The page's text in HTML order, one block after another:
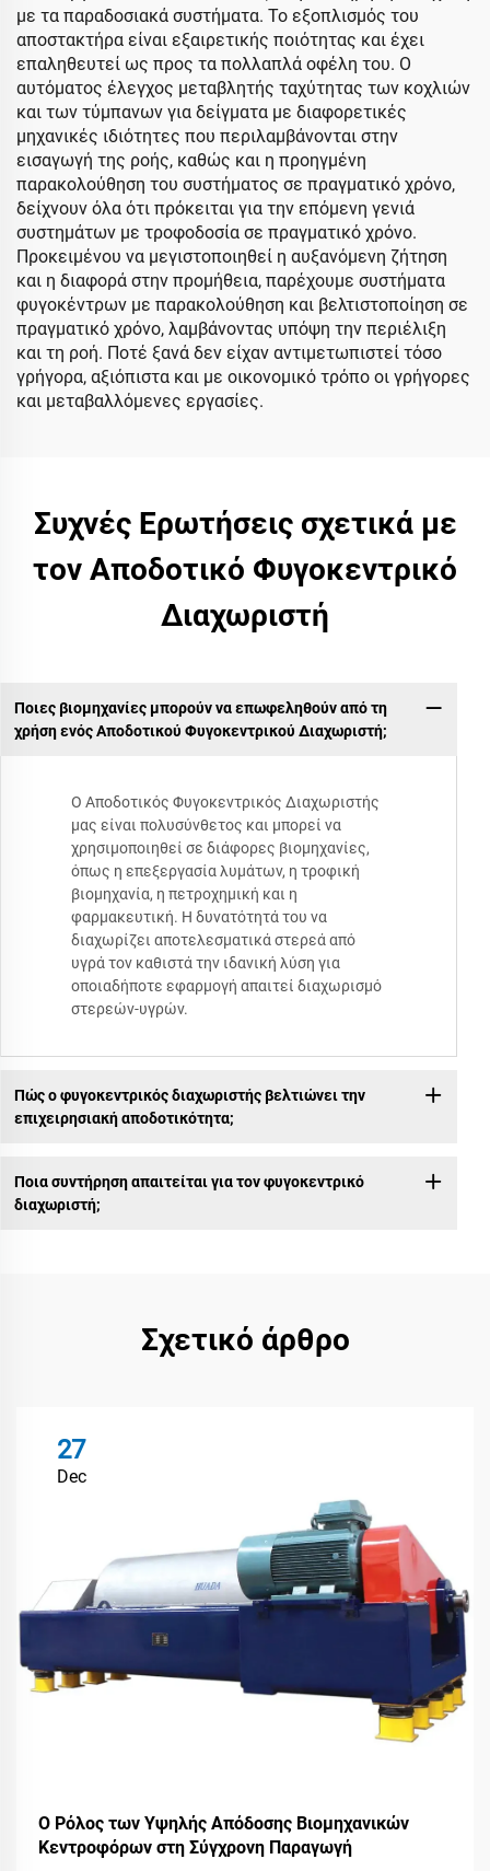
με τα παραδοσιακά συστήματα. Το εξοπλισμός του
αποστακτήρα είναι εξαιρετικής ποιότητας και έχει
επαληθευτεί ως προς τα πολλαπλά οφέλη του. Ο
αυτόματος έλεγχος μεταβλητής ταχύτητας των κοχλιών
και των τύμπανων για δείγματα με διαφορετικές
μηχανικές ιδιότητες που περιλαμβάνονται στην
εισαγωγή της ροής, καθώς και η προηγμένη
παρακολούθηση του συστήματος σε πραγματικό χρόνο,
δείχνουν όλα ότι πρόκειται για την επόμενη γενιά
συστημάτων με τροφοδοσία σε πραγματικό χρόνο.
Προκειμένου να μεγιστοποιηθεί η αυξανόμενη ζήτηση
και η διαφορά στην προμήθεια, παρέχουμε συστήματα
φυγοκέντρων με παρακολούθηση και βελτιστοποίηση σε
πραγματικό χρόνο, λαμβάνοντας υπόψη την περιέλιξη
και τη ροή. Ποτέ ξανά δεν είχαν αντιμετωπιστεί τόσο
γρήγορα, αξιόπιστα και με οικονομικό τρόπο οι γρήγορες
και μεταβαλλόμενες εργασίες.
Συχνές Ερωτήσεις σχετικά με
τον Αποδοτικό Φυγοκεντρικό
Διαχωριστή
Ποιες βιομηχανίες μπορούν να επωφεληθούν από τη
χρήση ενός Αποδοτικού Φυγοκεντρικού Διαχωριστή;
Ο Αποδοτικός Φυγοκεντρικός Διαχωριστής
μας είναι πολυσύνθετος και μπορεί να
χρησιμοποιηθεί σε διάφορες βιομηχανίες,
όπως η επεξεργασία λυμάτων, η τροφική
βιομηχανία, η πετροχημική και η
φαρμακευτική. Η δυνατότητά του να
διαχωρίζει αποτελεσματικά στερεά από
υγρά τον καθιστά την ιδανική λύση για
οποιαδήποτε εφαρμογή απαιτεί διαχωρισμό
στερεών-υγρών.
Πώς ο φυγοκεντρικός διαχωριστής βελτιώνει την
επιχειρησιακή αποδοτικότητα;
Ποια συντήρηση απαιτείται για τον φυγοκεντρικό
διαχωριστή;
Σχετικό άρθρο
27
Dec
Ο Ρόλος των Υψηλής Απόδοσης Βιομηχανικών
Κεντροφόρων στη Σύγχρονη Παραγωγή